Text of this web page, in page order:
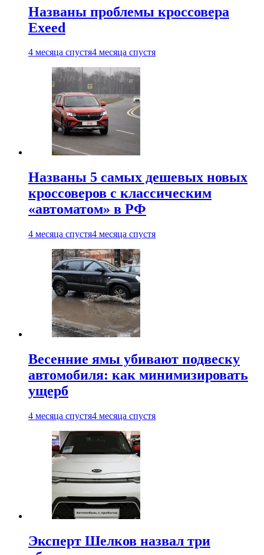
Названы проблемы кроссовера
Exeed
4 месяца спустя4 месяца спустя
Названы 5 самых дешевых новых
кроссоверов с классическим
«автоматом» в РФ
4 месяца спустя4 месяца спустя
Весенние ямы убивают подвеску
автомобиля: как минимизировать
ущерб
4 месяца спустя4 месяца спустя
Эксперт Шелков назвал три